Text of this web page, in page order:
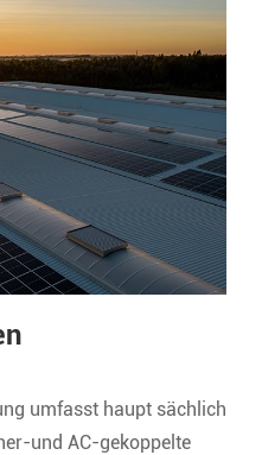
umfasst haupt sächlich
und AC-gekoppelte